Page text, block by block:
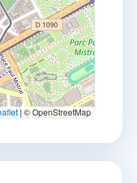
| © OpenStreetMap